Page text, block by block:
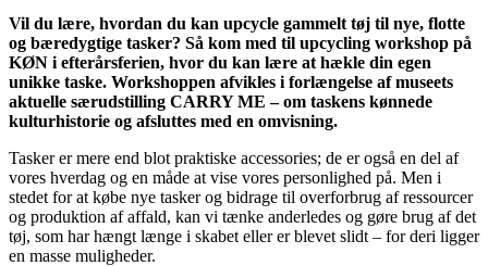
Vil du lære, hvordan du kan upcycle gammelt tøj til nye, flotte
og bæredygtige tasker? Så kom med til upcycling workshop på
KØN i efterårsferien, hvor du kan lære at hækle din egen
unikke taske. Workshoppen afvikles i forlængelse af museets
aktuelle særudstilling CARRY ME – om taskens kønnede
kulturhistorie og afsluttes med en omvisning.
Tasker er mere end blot praktiske accessories; de er også en del af
vores hverdag og en måde at vise vores personlighed på. Men i
stedet for at købe nye tasker og bidrage til overforbrug af ressourcer
og produktion af affald, kan vi tænke anderledes og gøre brug af det
tøj, som har hængt længe i skabet eller er blevet slidt – for deri ligger
en masse muligheder.